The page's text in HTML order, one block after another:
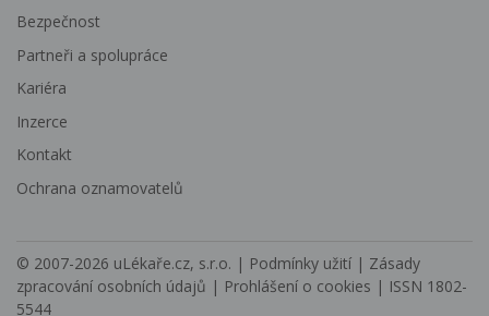
Bezpečnost
Partneři a spolupráce
Kariéra
Inzerce
Kontakt
Ochrana oznamovatelů
© 2007-2026 uLékaře.cz, s.r.o. | Podmínky užití | Zásady
zpracování osobních údajů | Prohlášení o cookies | ISSN 1802-
5544